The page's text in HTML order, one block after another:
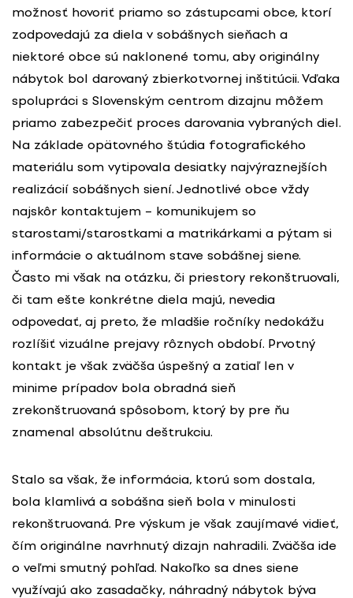
možnosť hovoriť priamo so zástupcami obce, ktorí
zodpovedajú za diela v sobášnych sieňach a
niektoré obce sú naklonené tomu, aby originálny
nábytok bol darovaný zbierkotvornej inštitúcii. Vďaka
spolupráci s Slovenským centrom dizajnu môžem
priamo zabezpečiť proces darovania vybraných diel.
Na základe opätovného štúdia fotografického
materiálu som vytipovala desiatky najvýraznejších
realizácií sobášnych siení. Jednotlivé obce vždy
najskôr kontaktujem – komunikujem so
starostami/starostkami a matrikárkami a pýtam si
informácie o aktuálnom stave sobášnej siene.
Často mi však na otázku, či priestory rekonštruovali,
či tam ešte konkrétne diela majú, nevedia
odpovedať, aj preto, že mladšie ročníky nedokážu
rozlíšiť vizuálne prejavy rôznych období. Prvotný
kontakt je však zväčša úspešný a zatiaľ len v
minime prípadov bola obradná sieň
zrekonštruovaná spôsobom, ktorý by pre ňu
znamenal absolútnu deštrukciu.
Stalo sa však, že informácia, ktorú som dostala,
bola klamlivá a sobášna sieň bola v minulosti
rekonštruovaná. Pre výskum je však zaujímavé vidieť,
čím originálne navrhnutý dizajn nahradili. Zväčša ide
o veľmi smutný pohľad. Nakoľko sa dnes siene
využívajú ako zasadačky, náhradný nábytok býva